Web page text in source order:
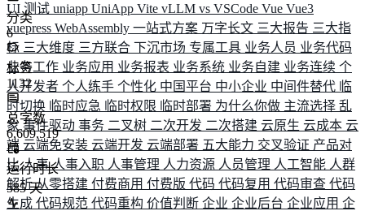
UI 测试 uniapp UniApp Vite vLLM vs VSCode Vue Vue3
vuepress WebAssembly 一站式方案 万字长文 三大报告 三大指
标 三大维度 三方联合 下沉市场 专属工具 业务人员 业务代码
业务工作 业务应用 业务报表 业务系统 业务自建 业务连续 个
人开发者 个人练手 个性化 中国平台 中小企业 中间件替代 临
时切换 临时应急 临时权限 临时部署 为什么你做 主流选择 乱
象 事件驱动 事务 二叉树 二次开发 二次搭建 云原生 云成本 云
端 云端免安装 云端开发 云端部署 五大能力 交叉验证 产品对
比人事人事入职 人事管理 人力资源 人员管理 人工智能 人群
解析从零搭建 付费商用 付费版 代码 代码复用 代码审查 代码
生成 代码规范 代码重构 价值判断 企业 企业后台 企业应用 企
分类
6
标签
1132
总字数
6,609,519
运行时长
585 天